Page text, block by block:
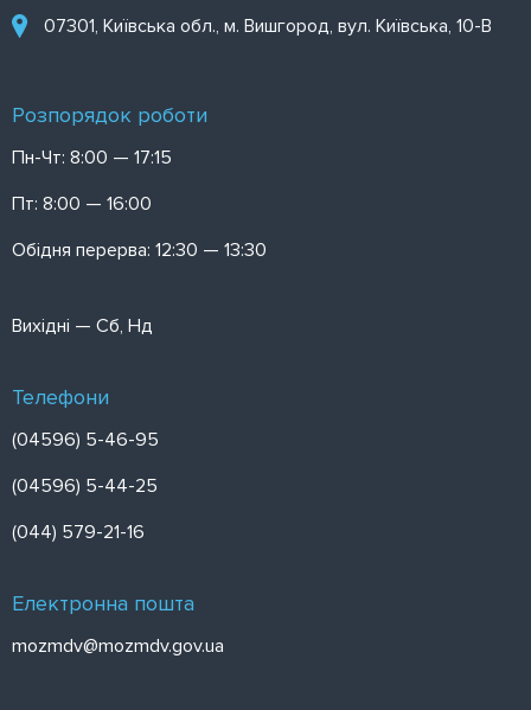
07301, Київська обл., м. Вишгород, вул. Київська, 10-В
Розпорядок роботи
Пн-Чт: 8:00 — 17:15
Пт: 8:00 — 16:00
Обідня перерва: 12:30 — 13:30
Вихідні — Сб, Нд
Телефони
(04596) 5-46-95
(04596) 5-44-25
(044) 579-21-16
Електронна пошта
mozmdv@mozmdv.gov.ua